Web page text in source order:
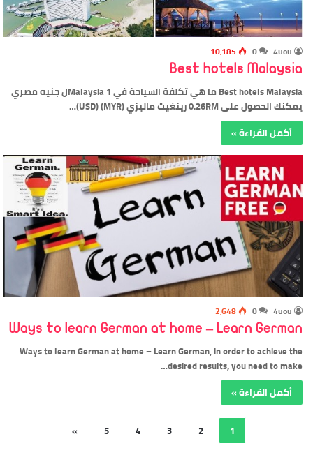
4uou
0 10٬185
Best hotels Malaysia
Best hotels Malaysia ما هي تكلفة السياحة في Malaysia 1ل جنيه مصري
يمكنك الحصول على 0.26RM رينغيت ماليزي (MYR) (USD)…
أكمل القراءة »
4uou
0 2٬648
Ways to learn German at home – Learn German
Ways to learn German at home – Learn German, in order to achieve the
desired results, you need to make…
أكمل القراءة »
1
2
3
4
5
»